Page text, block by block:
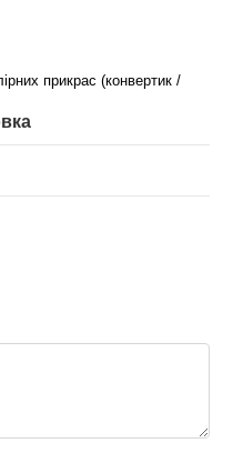
прикрас (конвертик /